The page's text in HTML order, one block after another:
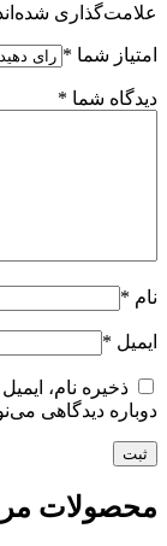
علامت‌گذاری
امتیاز شما *
دیدگاه شما *
نام *
ایمیل *
ذخیره نام،
دوباره دیدگاهی
محصولات